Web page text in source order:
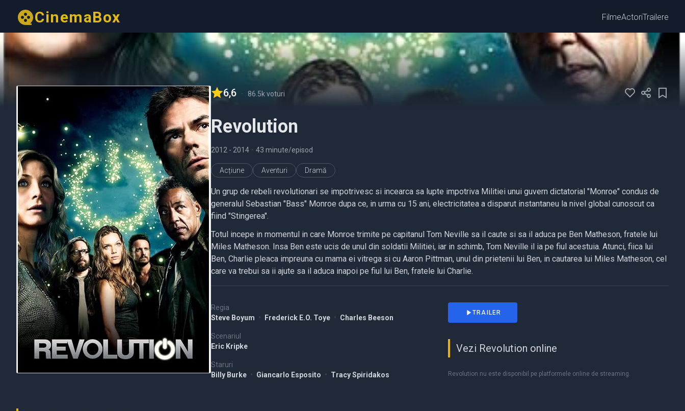
CinemaBox FilmeActoriTrailere
6,6 - 86.5k voturi
Revolution
2012 - 2014 • 43 minute/episod
Acțiune Aventuri Dramă
Un grup de rebeli revolutionari se impotrivesc si incearca sa lupte impotriva Militiei unui guvern dictatorial "Monroe" condus de
generalul Sebastian "Bass" Monroe dupa ce, in urma cu 15 ani, electricitatea a disparut instantaneu la nivel global cunoscut ca
fiind "Stingerea".
Totul incepe in momentul in care Monroe trimite pe capitanul Tom Neville sa il caute si sa il aduca pe Ben Matheson, fratele lui
Miles Matheson. Insa Ben este ucis de unul din soldatii Militiei, iar in schimb, Tom Neville il ia pe fiul acestuia. Atunci, fiica lui
Ben, Charlie pleaca impreuna cu mama ei vitrega si cu Aaron Pittman, unul din prietenii lui Ben, in cautarea lui Miles Matheson, cel
care va trebui sa ii ajute sa il aduca inapoi pe fiul lui Ben, fratele lui Charlie.
Regia
Steve Boyum • Frederick E.O. Toye • Charles Beeson
Scenariul
Eric Kripke
Staruri
Billy Burke • Giancarlo Esposito • Tracy Spiridakos
TRAILER
Vezi Revolution online
Revolution nu este disponibil pe platformele online de streaming.